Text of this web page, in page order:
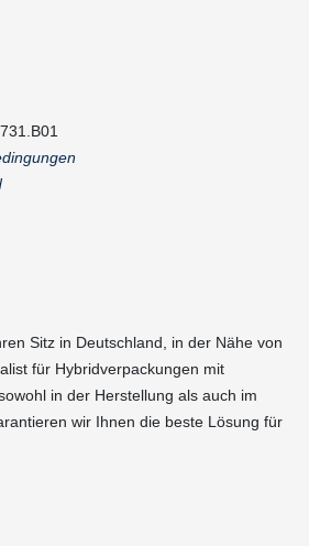
Sitz in Deutschland, in der Nähe von
für Hybridverpackungen mit
in der Herstellung als auch im
wir Ihnen die beste Lösung für